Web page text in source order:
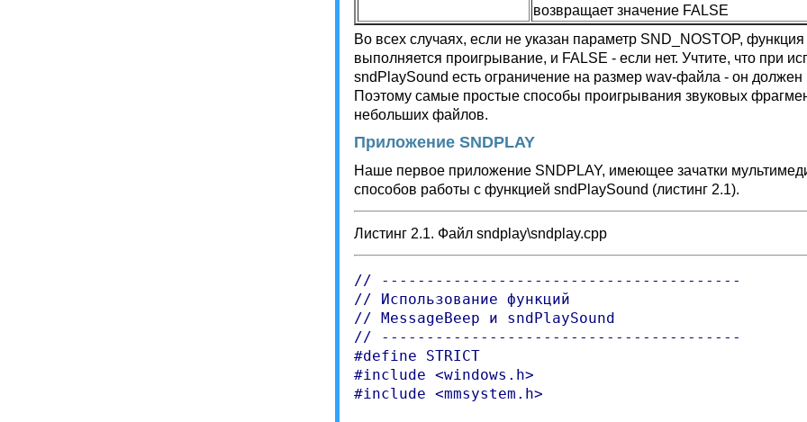
возвращает значение FALSE
Во всех случаях, если не указан параметр SND_NOSTOP,
выполняется проигрывание, и FALSE - если нет. Учтите, что при
sndPlaySound есть ограничение на размер wav-файла - он
Поэтому самые простые способы проигрывания звуковых
небольших файлов.
Приложение SNDPLAY
Наше первое приложение SNDPLAY, имеющее зачатки
способов работы с функцией sndPlaySound (листинг 2.1).
Листинг 2.1. Файл sndplay\sndplay.cpp
// ----------------------------------------
// Использование функций
// MessageBeep и sndPlaySound
// ----------------------------------------
#define STRICT
#include <windows.h>
#include <mmsystem.h>